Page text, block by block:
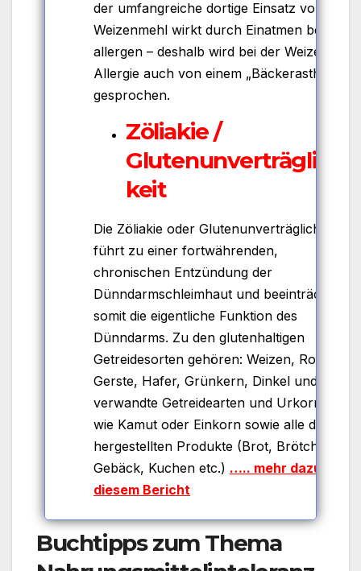
der umfangreiche dortige Einsatz von
Weizenmehl wirkt durch Einatmen bereits
allergen – deshalb wird bei der Weizen-
Allergie auch von einem „Bäckerasthma“
gesprochen.
Zöliakie /
Glutenunverträglich
keit
Die Zöliakie oder Glutenunverträglichkeit
führt zu einer fortwährenden,
chronischen Entzündung der
Dünndarmschleimhaut und beeinträchtigt
somit die eigentliche Funktion des
Dünndarms. Zu den glutenhaltigen
Getreidesorten gehören: Weizen, Roggen,
Gerste, Hafer, Grünkern, Dinkel und
verwandte Getreidearten und Urkornarten
wie Kamut oder Einkorn sowie alle daraus
hergestellten Produkte (Brot, Brötchen,
Gebäck, Kuchen etc.) ….. mehr dazu in
diesem Bericht
Buchtipps zum Thema